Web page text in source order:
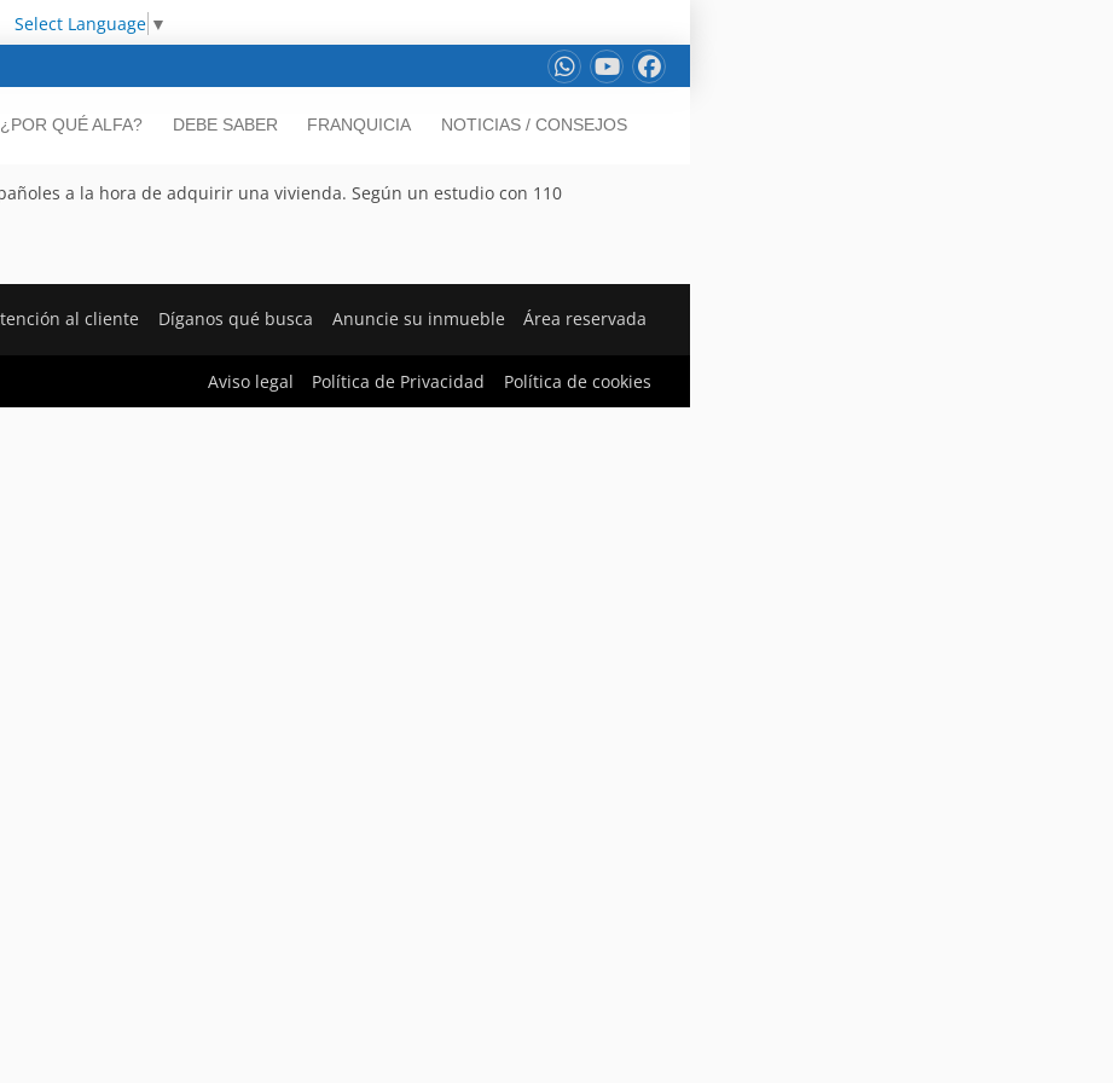
Select Language ▼
¿POR QUÉ ALFA? DEBE SABER FRANQUICIA NOTICIAS / CONSEJOS
a la hora de adquirir una vivienda. Según un estudio con 110
al cliente Díganos qué busca Anuncie su inmueble Área reservada
Aviso legal Política de Privacidad Política de cookies